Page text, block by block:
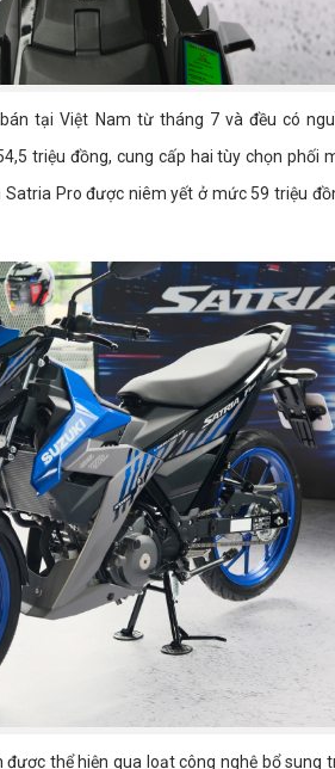
tại Việt Nam từ tháng 7 và đều có
triệu đồng, cung cấp hai tùy chọn phối
Pro được niêm yết ở mức 59 triệu
thể hiện qua loạt công nghệ bổ sung